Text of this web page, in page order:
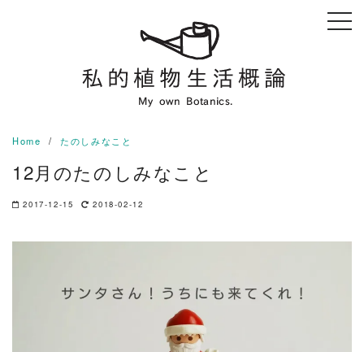
Home たのしみなこと
12月のたのしみなこと
2017-12-15 2018-02-12